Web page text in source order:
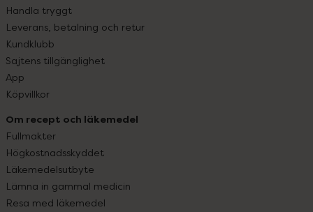
Handla tryggt
Leverans, betalning och retur
Kundklubb
Sajtens tillgänglighet
App
Köpvillkor
Om recept och läkemedel
Fullmakter
Högkostnadsskyddet
Läkemedelsutbyte
Lämna in gammal medicin
Resa med läkemedel